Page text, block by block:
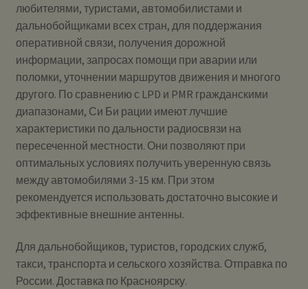
любителями, туристами, автомобилистами и
дальнобойщиками всех стран, для поддержания
оперативной связи, получения дорожной
информации, запросах помощи при аварии или
поломки, уточнении маршрутов движения и многого
другого. По сравнению с LPD и PMR гражданскими
диапазонами, Си Би рации имеют лучшие
характеристики по дальности радиосвязи на
пересеченной местности. Они позволяют при
оптимальных условиях получить уверенную связь
между автомобилями 3-15 км. При этом
рекомендуется использовать достаточно высокие и
эффективные внешние антенны.
Для дальнобойщиков, туристов, городских служб,
такси, транспорта и сельского хозяйства. Отправка по
России. Доставка по Красноярску.